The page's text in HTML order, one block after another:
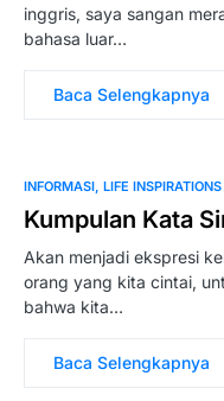
inggris, saya sangan
bahasa luar…
Baca Selengkapnya
INFORMASI LIFE INSPIRATIONS
Kumpulan Kata
Akan menjadi ekspresi
orang yang kita cintai,
bahwa kita…
Baca Selengkapnya